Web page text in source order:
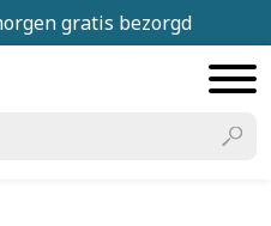
gratis bezorgd